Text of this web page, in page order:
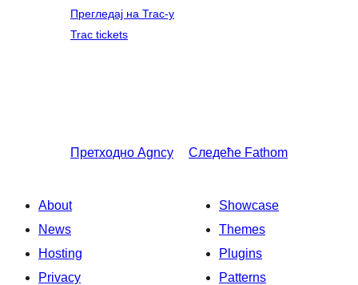
Прегледај на Trac-у
Trac tickets
Претходно Agncy Следеће Fathom
About
News
Hosting
Privacy
Showcase
Themes
Plugins
Patterns